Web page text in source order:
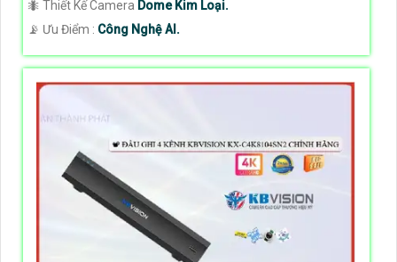
🐜 Thiết Kế Camera Dome Kim Loại.
️📡 Ưu Điểm : Công Nghệ AI.